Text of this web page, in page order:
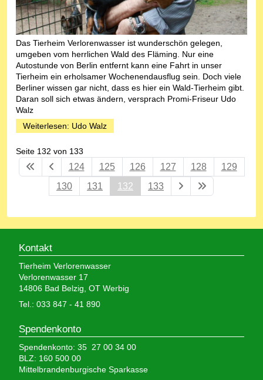
Das Tierheim Verlorenwasser ist wunderschön gelegen,
umgeben vom herrlichen Wald des Fläming. Nur eine
Autostunde von Berlin entfernt kann eine Fahrt in unser
Tierheim ein erholsamer Wochenendausflug sein. Doch viele
Berliner wissen gar nicht, dass es hier ein Wald-Tierheim gibt.
Daran soll sich etwas ändern, versprach Promi-Friseur Udo
Walz
Weiterlesen: Udo Walz
Seite 132 von 133
124 125 126 127 128
129
130
131 132 133
Kontakt
Tierheim Verlorenwasser
Verlorenwasser 17
14806 Bad Belzig, OT Werbig
Tel.: 033 847 - 41 890
Spendenkonto
Spendenkonto: 35 27 00 34 00
BLZ: 160 500 00
Mittelbrandenburgische Sparkasse